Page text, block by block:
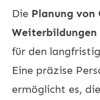
Die Planung
Weiterbildungen
für den
Eine präzise
ermöglicht es,